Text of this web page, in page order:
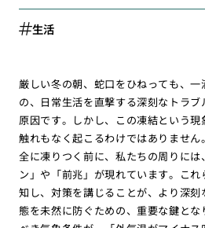
生活
厳しい冬の朝、蛇口をひねっても、
の、日常生活を直撃する深刻なトラ
原因です。しかし、この凍結という
触れもなく起こるわけではありませ
全に凍りつく前に、私たちの周りに
ン」や「前兆」が現れています。こ
知し、対策を講じることが、より深
態を未然に防ぐための、重要な鍵と